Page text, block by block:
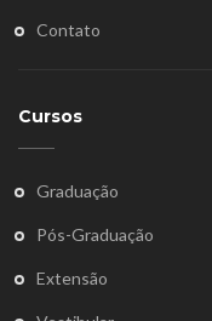
Contato
Cursos
Graduação
Pós-Graduação
Extensão